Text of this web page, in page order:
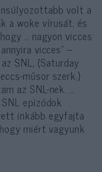
volt a
a woke vírusát, és
… nagyon vicces
vicces” –
SNL, (Saturday
műsor szerk.)
az SNL-nek. …
epizódok
inkább egyfajta
miért vagyunk